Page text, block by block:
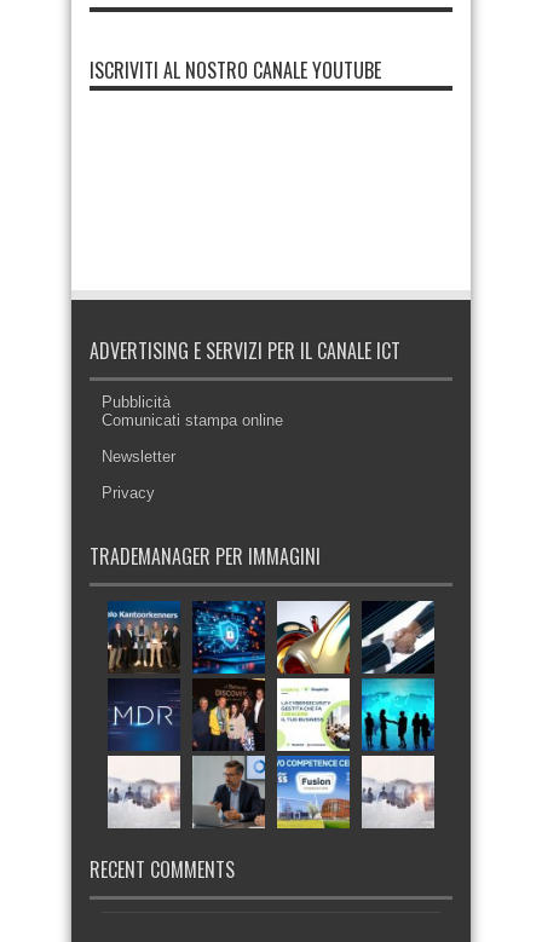
ISCRIVITI AL NOSTRO CANALE YOUTUBE
ADVERTISING E SERVIZI PER IL CANALE ICT
Pubblicità
Comunicati stampa online
Newsletter
Privacy
TRADEMANAGER PER IMMAGINI
RECENT COMMENTS